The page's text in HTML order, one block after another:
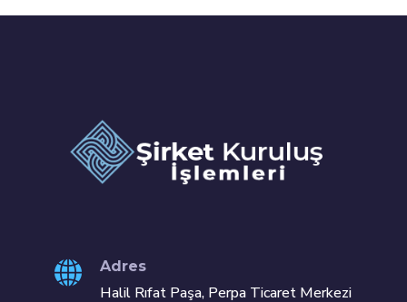
Adres
Halil Rıfat Paşa, Perpa Ticaret Merkezi